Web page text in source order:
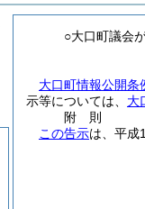
○大口町議会
大口町情報公開条
示等については、 大
附 則
この告示は、平成